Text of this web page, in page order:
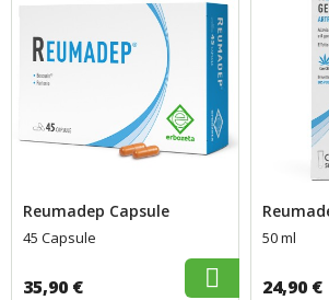
Reumadep Capsule
45 Capsule
35,90 €
50 ml
24,90 €